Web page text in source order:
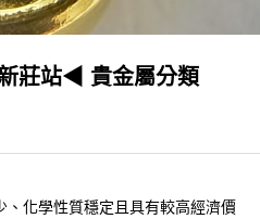
莊站◀ 貴金屬分類
化學性質穩定且具有較高經濟價